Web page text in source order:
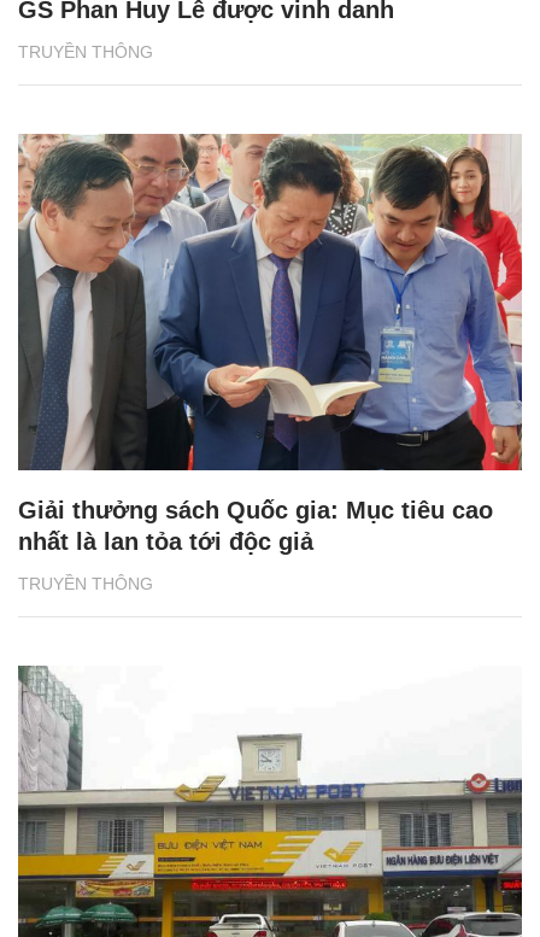
TRUYỀN THÔNG
GS Phan Huy Lê được vinh danh
TRUYỀN THÔNG
Giải thưởng sách Quốc gia: Mục tiêu cao
nhất là lan tỏa tới độc giả